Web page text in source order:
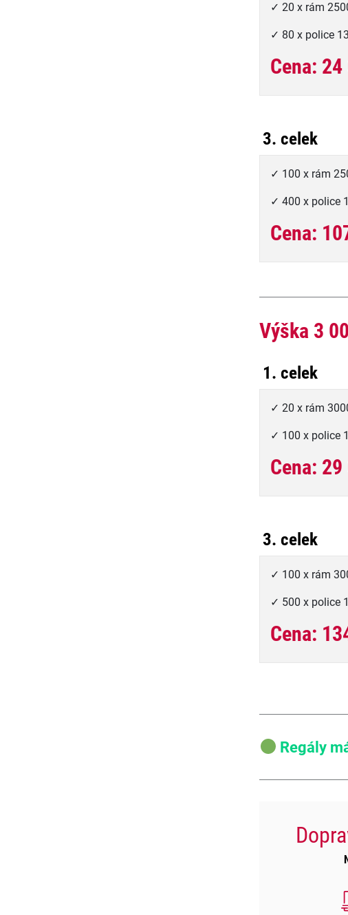
✓ 20 x rám
✓ 80 x police
Cena:
3. celek
✓ 100 x rám
✓ 400 x police
Cena:
Výška 3
1. celek
✓ 20 x rám
✓ 100 x police
Cena:
3. celek
✓ 100 x rám
✓ 500 x police
Cena:
Regály